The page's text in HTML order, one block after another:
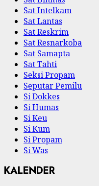
Sat Intelkam
Sat Lantas
Sat Reskrim
Sat Resnarkoba
Sat Samapta
Sat Tahti
Seksi Propam
Seputar Pemilu
Si Dokkes
Si Humas
Si Keu
Si Kum
Si Propam
Si Was
KALENDER